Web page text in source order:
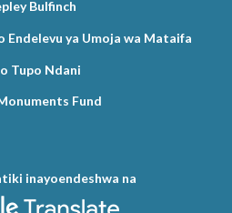
Bulfinch
Endelevu ya Umoja wa Mataifa
Tupo Ndani
Fund
inayoendeshwa na